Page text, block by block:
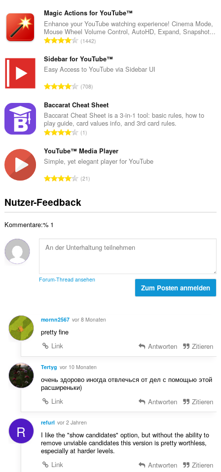
s
a
m
t
B
e
w
e
r
t
u
n
e
n
Magic Actions for YouTube™
Enhance your YouTube watching experience! Cinema Mode,
Mouse Wheel Volume Control, AutoHD, Expand, Snapshot...
G
s
a
t
B
e
w
e
r
t
n
e
n
1442
Sidebar for YouTube™
Easy Access to YouTube via Sidebar UI
G
s
a
m
t
B
e
w
e
t
u
e
n
708
Baccarat Cheat Sheet
Baccarat Cheat Sheet is a 3-in-1 tool: basic rules, how to
play guide, card values info, and 3rd card rules.
G
s
a
t
B
e
r
t
g
1
YouTube™ Media Player
Simple, yet elegant player for YouTube
G
s
a
e
B
e
n
:
21
Nutzer-Feedback
Kommentare:% 1
Forum-Thread ansehen
Zum Posten anmelden
mornn2567 vor 8 Monaten
pretty fine
Link
Antworten Zitieren
Tertyg vor 10 Monaten
очень здорово иногда отвлечься от дел с помощью этой
расширеньки)
Link
Antworten Zitieren
R refurl vor 2 Jahren
I like the "show candidates" option, but without the ability to
remove unviable candidates this version is pretty worthless,
especially at harder levels.
Link
Antworten Zitieren